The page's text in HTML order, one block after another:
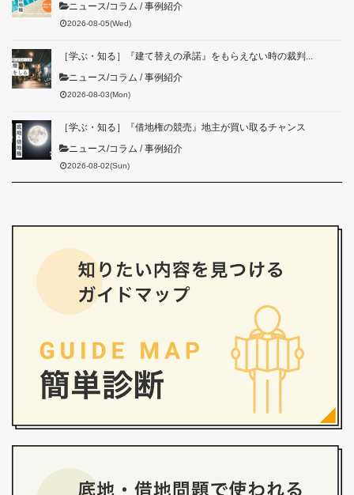
ニュース/コラム /事例紹介
2026-08-05(Wed)
［学ぶ・知る］『建て替えの承諾』をもらえない時の裁判...
ニュース/コラム /事例紹介
2026-08-03(Mon)
［学ぶ・知る］『借地権の競売』地主が買い取るチャンス
ニュース/コラム /事例紹介
2026-08-02(Sun)